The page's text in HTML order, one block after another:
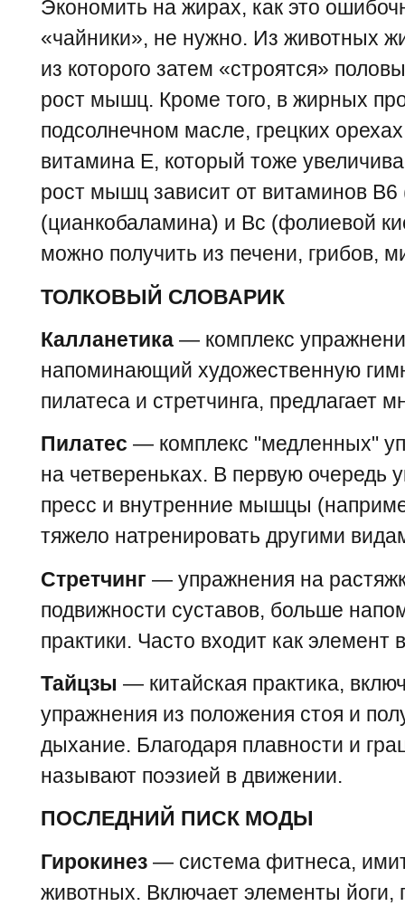
Экономить на жирах, как это
«чайники», не нужно. Из животных
из которого затем «строятся»
рост мышц. Кроме того, в жирных
подсолнечном масле, грецких
витамина Е, который тоже
рост мышц зависит от витаминов
(цианкобаламина) и Вс (фолиевой
можно получить из печени, грибов,
ТОЛКОВЫЙ СЛОВАРИК
Калланетика — комплекс
напоминающий художественную
пилатеса и стретчинга, предлагает
Пилатес — комплекс "медленных"
на четвереньках. В первую очередь
пресс и внутренние мышцы
тяжело натренировать другими
Стретчинг — упражнения на
подвижности суставов, больше
практики. Часто входит как
Тайцзы — китайская практика,
упражнения из положения стоя и
дыхание. Благодаря плавности и
называют поэзией в движении.
ПОСЛЕДНИЙ ПИСК МОДЫ
Гирокинез — система фитнеса,
животных. Включает элементы йоги,